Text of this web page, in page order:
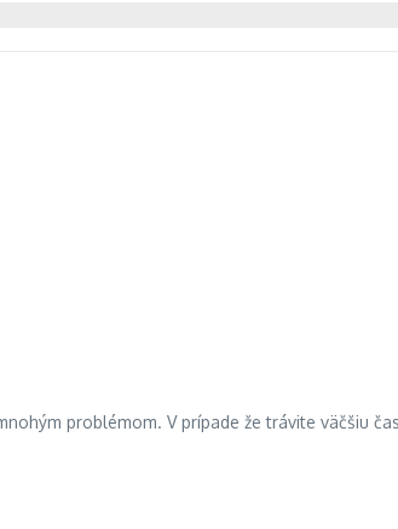
problémom. V prípade že trávite väčšiu